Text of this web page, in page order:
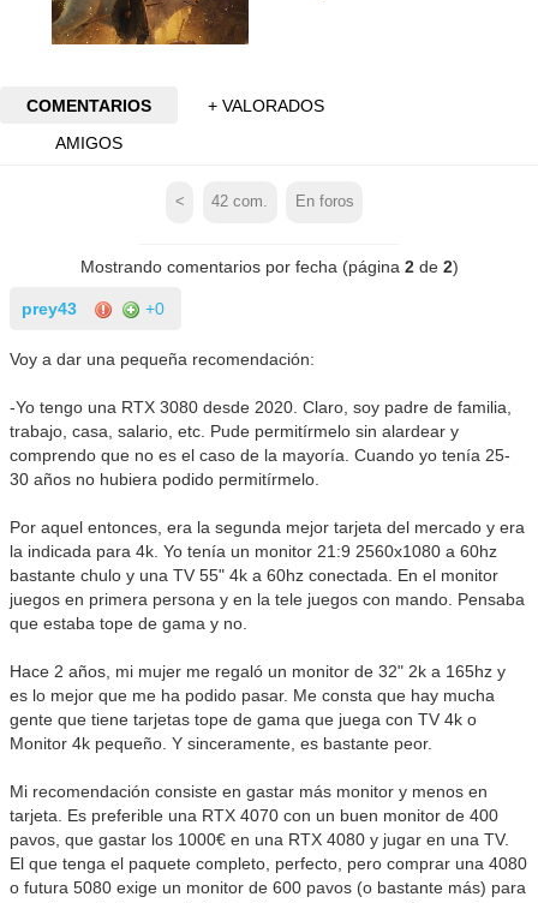
COMENTARIOS
+ VALORADOS
AMIGOS
< 42 com. En foros
Mostrando comentarios por fecha (página 2de 2)
prey43 +0
Voy a dar una pequeña recomendación:
-Yo tengo una RTX 3080 desde 2020. Claro, soy padre de familia,
trabajo, casa, salario, etc. Pude permitírmelo sin alardear y
comprendo que no es el caso de la mayoría. Cuando yo tenía 25-
30 años no hubiera podido permitírmelo.
Por aquel entonces, era la segunda mejor tarjeta del mercado y era
la indicada para 4k. Yo tenía un monitor 21:9 2560x1080 a 60hz
bastante chulo y una TV 55" 4k a 60hz conectada. En el monitor
juegos en primera persona y en la tele juegos con mando. Pensaba
que estaba tope de gama y no.
Hace 2 años, mi mujer me regaló un monitor de 32" 2k a 165hz y
es lo mejor que me ha podido pasar. Me consta que hay mucha
gente que tiene tarjetas tope de gama que juega con TV 4k o
Monitor 4k pequeño. Y sinceramente, es bastante peor.
Mi recomendación consiste en gastar más monitor y menos en
tarjeta. Es preferible una RTX 4070 con un buen monitor de 400
pavos, que gastar los 1000€ en una RTX 4080 y jugar en una TV.
El que tenga el paquete completo, perfecto, pero comprar una 4080
o futura 5080 exige un monitor de 600 pavos (o bastante más) para